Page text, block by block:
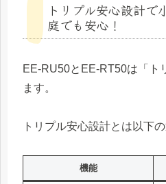
トリプル安心設計で
庭でも安心！
EE-RU50とEE-RT50は「ト
ます。
トリプル安心設計とは以下の
機能